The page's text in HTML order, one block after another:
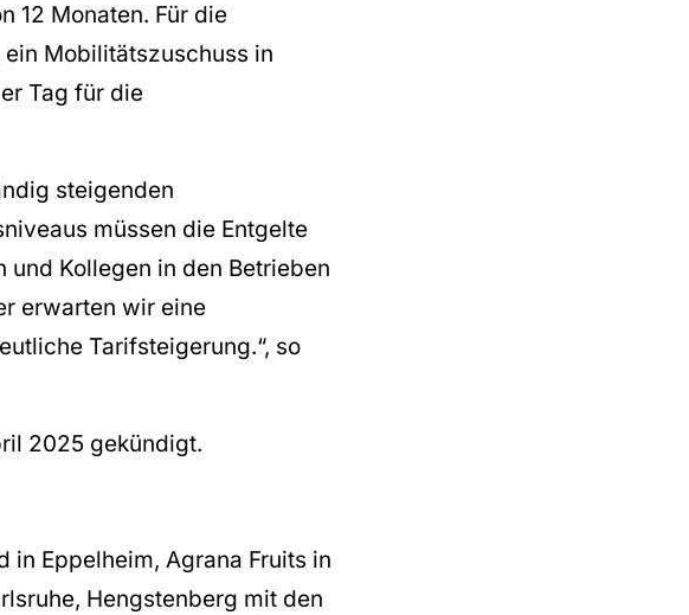
12 Monaten. Für die
Mobilitätszuschuss in
Tag für die
steigenden
müssen die Entgelte
und Kollegen in den Betrieben
erwarten wir eine
Tarifsteigerung.“, so
2025 gekündigt.
in Eppelheim, Agrana Fruits in
Hengstenberg mit den